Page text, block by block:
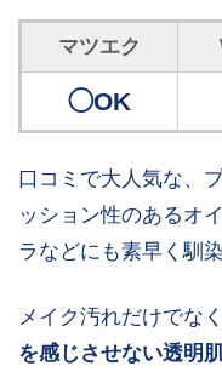
マツエク
◯OK
口コミで大人気な、
ッション性のあるオ
ラなどにも素早く馴
メイク汚れだけでな
を感じさせない透明